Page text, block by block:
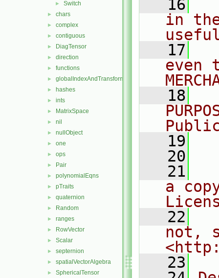
► Switch
► chars
► complex
► contiguous
► DiagTensor
► direction
► functions
► globalIndexAndTransform
► hashes
► ints
► MatrixSpace
► nil
► nullObject
► one
► ops
► Pair
► polynomialEqns
► pTraits
► quaternion
► Random
► ranges
► RowVector
► Scalar
► septernion
► spatialVectorAlgebra
► SphericalTensor
   16
in
   17
even
   18
   19
   20
   21
a
   22
not,
   23